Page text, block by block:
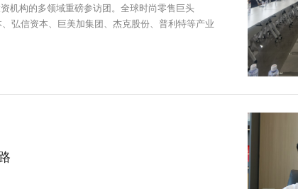
机构的多领域重磅参访团。全球时尚零售巨头
弘信资本、巨美加集团、杰克股份、普利特等产业